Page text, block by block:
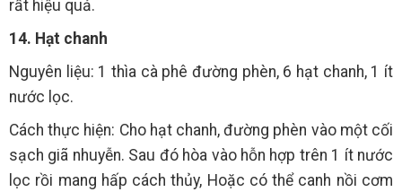
rất hiệu quả.
14. Hạt chanh
Nguyên liệu: 1 thìa cà phê đường phèn, 6 hạt chanh, 1 ít
nước lọc.
Cách thực hiện: Cho hạt chanh, đường phèn vào một cối
sạch giã nhuyễn. Sau đó hòa vào hỗn hợp trên 1 ít nước
lọc rồi mang hấp cách thủy, Hoặc có thể canh nồi cơm